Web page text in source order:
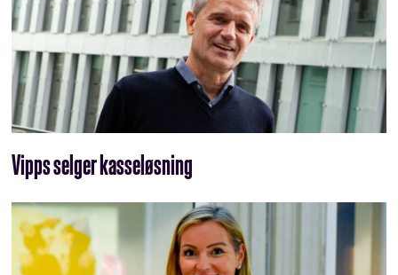
Vipps selger kasseløsning